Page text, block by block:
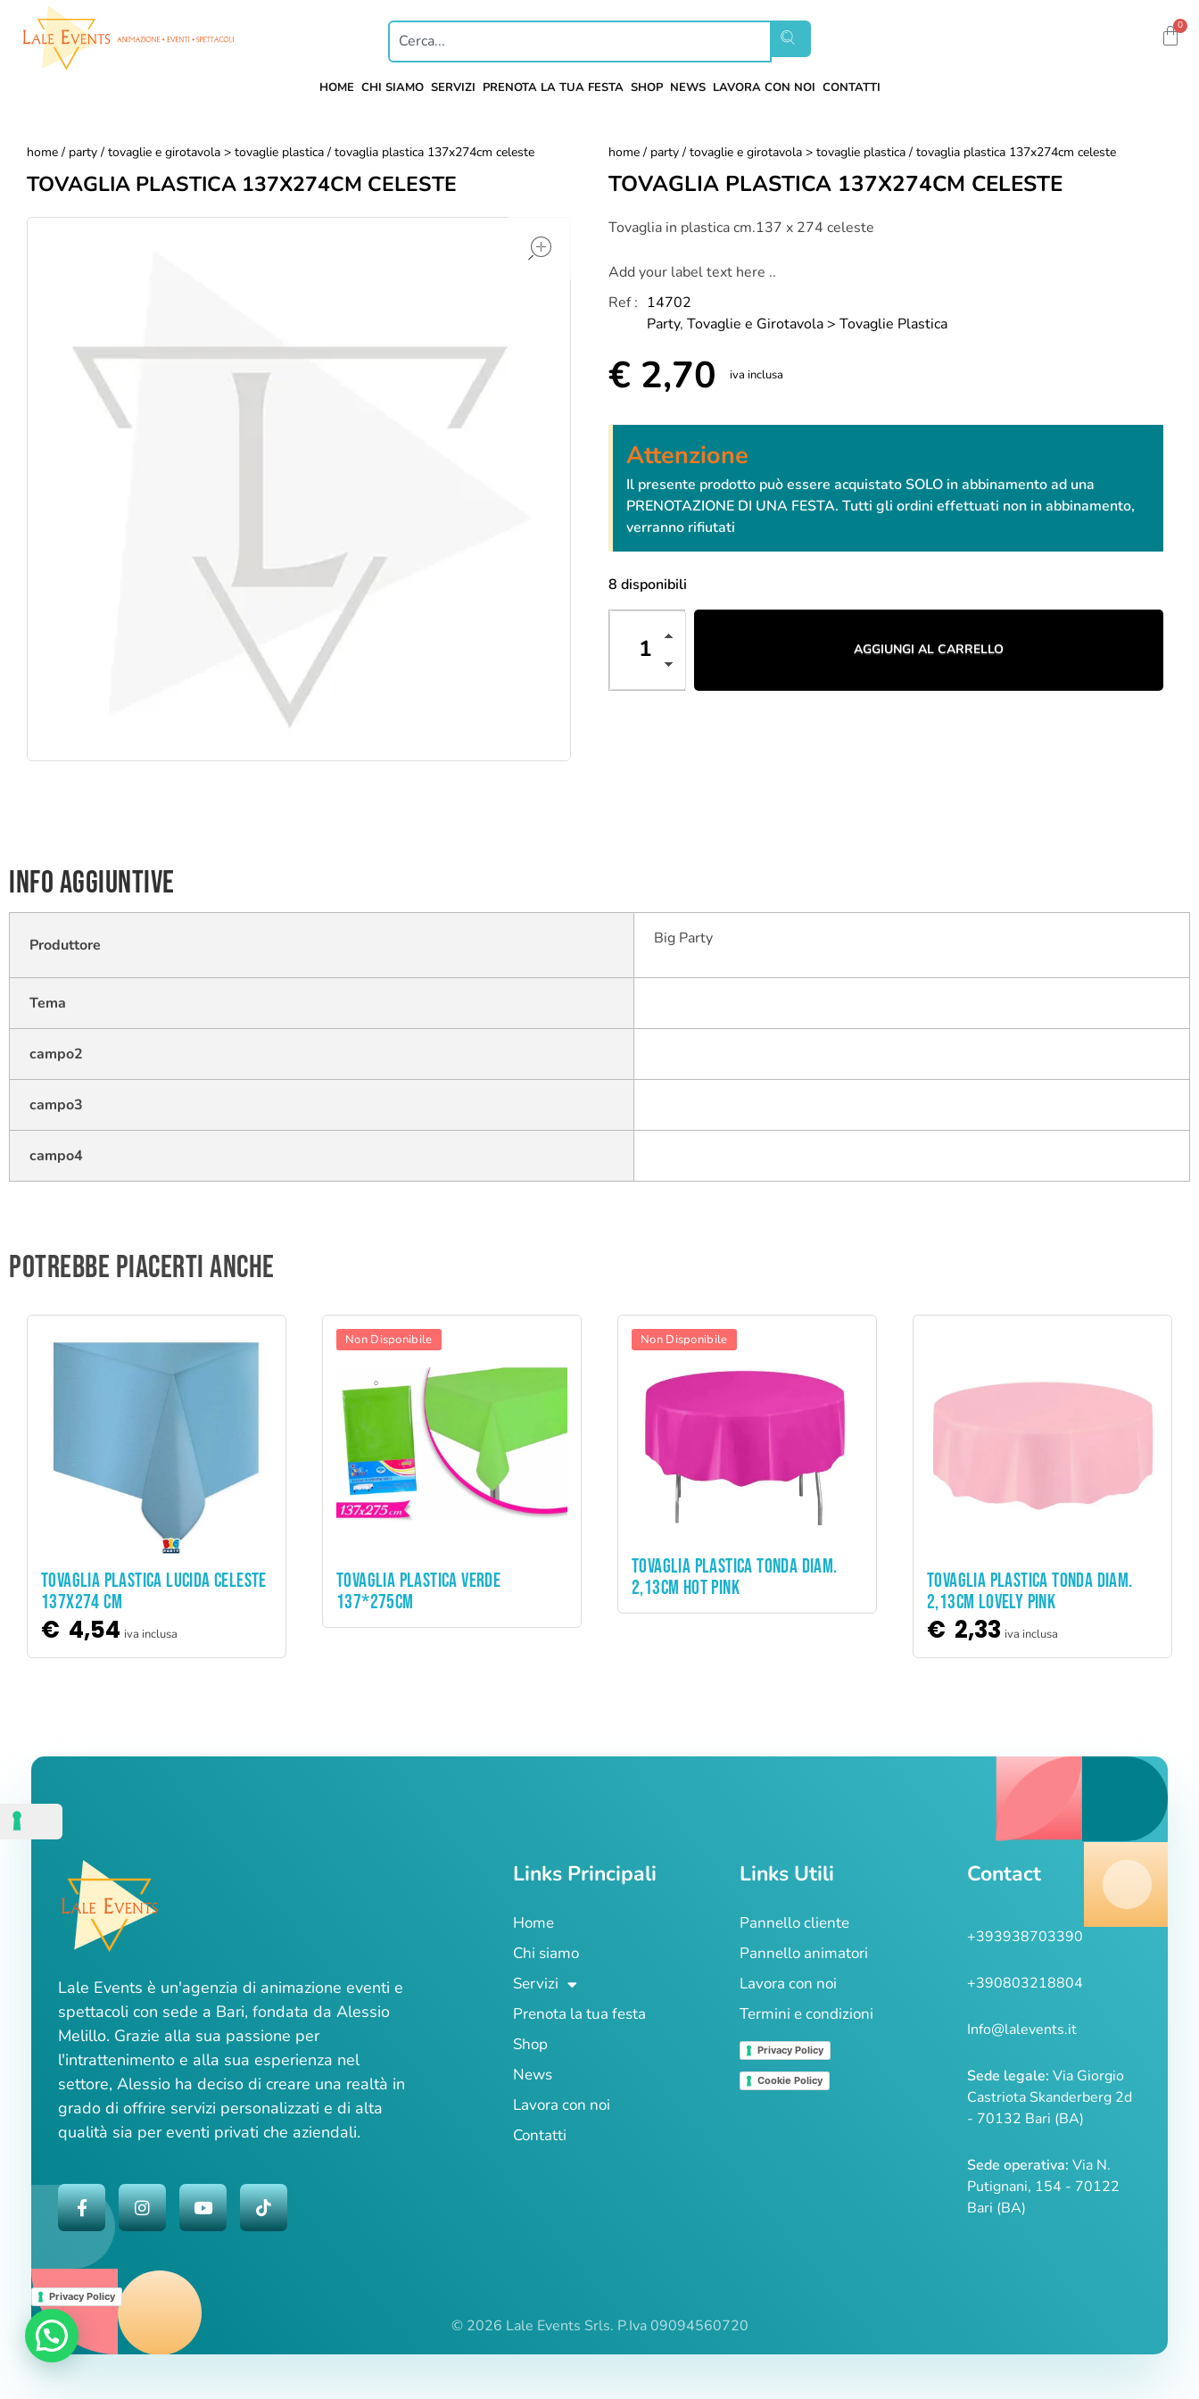
0
HOME CHI SIAMO SERVIZI PRENOTA LA TUA FESTA SHOP NEWS LAVORA CON NOI CONTATTI
home / party / tovaglie e girotavola > tovaglie plastica / tovaglia plastica 137x274cm celeste
TOVAGLIA PLASTICA 137X274CM CELESTE
home / party / tovaglie e girotavola > tovaglie plastica / tovaglia plastica 137x274cm celeste
TOVAGLIA PLASTICA 137X274CM CELESTE
Tovaglia in plastica cm.137 x 274 celeste
Add your label text here ..
Ref : 14702
Party, Tovaglie e Girotavola > Tovaglie Plastica
€ 2,70 iva inclusa
Attenzione
Il presente prodotto può essere acquistato SOLO in abbinamento ad una
PRENOTAZIONE DI UNA FESTA. Tutti gli ordini effettuati non in abbinamento,
verranno rifiutati
8 disponibili
AGGIUNGI AL CARRELLO
Info aggiuntive
Produttore Big Party
Tema
campo2
campo3
campo4
Potrebbe piacerti anche
ADD TO CART
TOVAGLIA PLASTICA LUCIDA CELESTE
137X274 CM
€ 4,54 iva inclusa
Non Disponibile
TOVAGLIA PLASTICA VERDE
137*275CM
Non Disponibile
TOVAGLIA PLASTICA TONDA DIAM.
2,13CM HOT PINK
ADD TO CART
TOVAGLIA PLASTICA TONDA DIAM.
2,13CM LOVELY PINK
€ 2,33 iva inclusa
Lale Events è un'agenzia di animazione eventi e
spettacoli con sede a Bari, fondata da Alessio
Melillo. Grazie alla sua passione per
l'intrattenimento e alla sua esperienza nel
settore, Alessio ha deciso di creare una realtà in
grado di offrire servizi personalizzati e di alta
qualità sia per eventi privati che aziendali.
Links Principali
Home
Chi siamo
Servizi
Prenota la tua festa
Shop
News
Lavora con noi
Contatti
Links Utili
Pannello cliente
Pannello animatori
Lavora con noi
Termini e condizioni
Privacy Policy
Cookie Policy
Contact
+393938703390
+390803218804
Info@lalevents.it
Sede legale: Via Giorgio
Castriota Skanderberg 2d
- 70132 Bari (BA)
Sede operativa: Via N.
Putignani, 154 - 70122
Bari (BA)
Privacy Policy
© 2026 Lale Events Srls. P.Iva 09094560720